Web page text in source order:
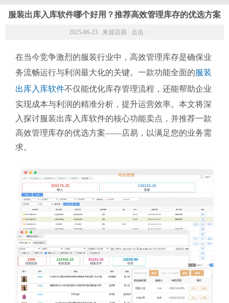
服装出库入库软件哪个好用？推荐高效管理库存的优选方案
2025-06-23 来源店易 点击：
在当今竞争激烈的服装行业中，高效管理库存是确保业
务流畅运行与利润最大化的关键。一款功能全面的服装
出库入库软件不仅能优化库存管理流程，还能帮助企业
实现成本与利润的精准分析，提升运营效率。本文将深
入探讨服装出库入库软件的核心功能卖点，并推荐一款
高效管理库存的优选方案——店易，以满足您的业务需
求。